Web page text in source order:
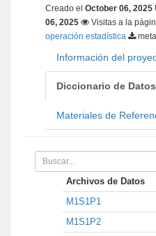
Creado el October 06, 2025
06, 2025
Visitas a la
operación estadística
Información del
Diccionario de Datos
Materiales de
Archivos de Datos
M1S1P1
M1S1P2